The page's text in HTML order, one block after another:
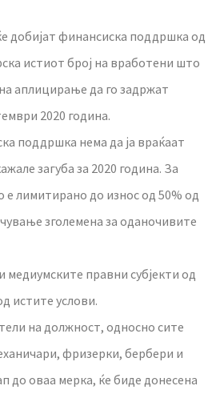
добијат финансиска поддршка од
истиот број на вработени што
аплицирање да го задржат
2020 година.
поддршка нема да ја враќаат
загуба за 2020 година. За
лимитирано до износ од 50% од
зголемена за оданочивите
правни субјекти од
истите услови.
на должност, односно сите
фризерки, бербери и
до оваа мерка, ќе биде донесена